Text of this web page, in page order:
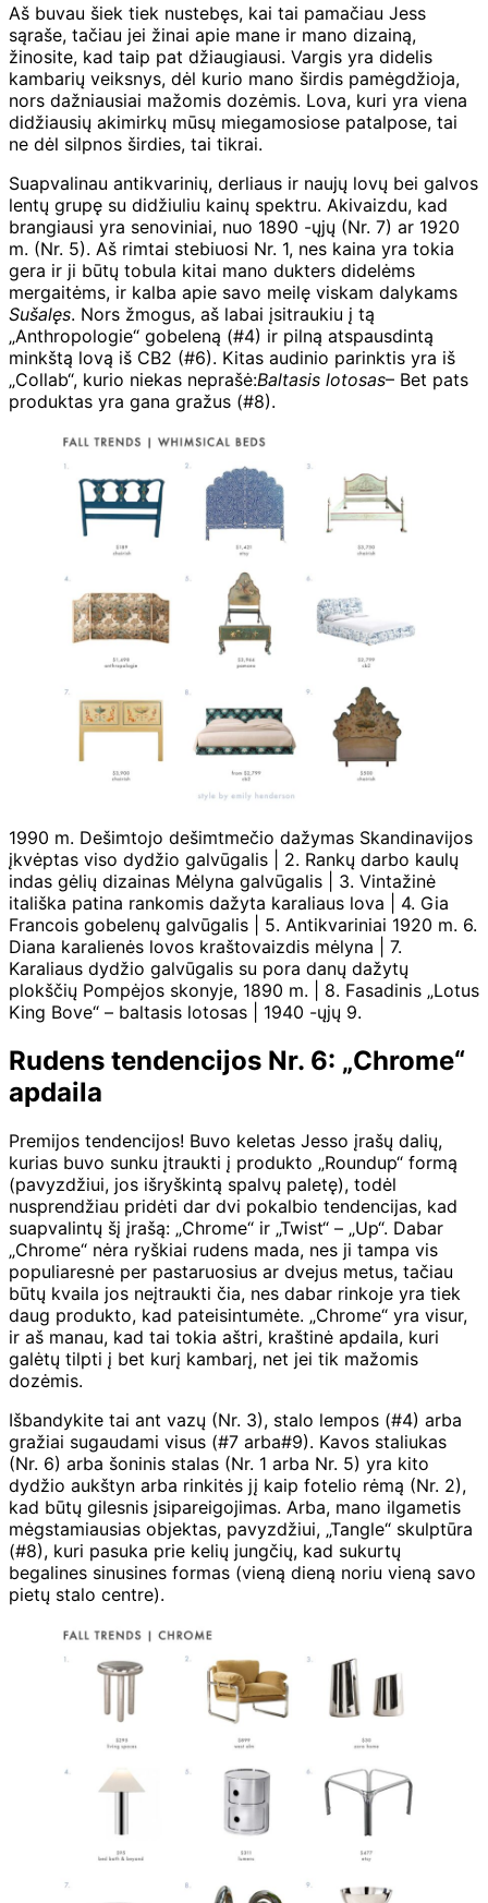
Aš buvau šiek tiek nustebęs, kai tai pamačiau Jess
sąraše, tačiau jei žinai apie mane ir mano dizainą,
žinosite, kad taip pat džiaugiausi. Vargis yra didelis
kambarių veiksnys, dėl kurio mano širdis pamėgdžioja,
nors dažniausiai mažomis dozėmis. Lova, kuri yra viena
didžiausių akimirkų mūsų miegamosiose patalpose, tai
ne dėl silpnos širdies, tai tikrai.
Suapvalinau antikvarinių, derliaus ir naujų lovų bei galvos
lentų grupę su didžiuliu kainų spektru. Akivaizdu, kad
brangiausi yra senoviniai, nuo 1890 -ųjų (Nr. 7) ar 1920
m. (Nr. 5). Aš rimtai stebiuosi Nr. 1, nes kaina yra tokia
gera ir ji būtų tobula kitai mano dukters didelėms
mergaitėms, ir kalba apie savo meilę viskam dalykams
Sušalęs. Nors žmogus, aš labai įsitraukiu į tą
„Anthropologie“ gobeleną (#4) ir pilną atspausdintą
minkštą lovą iš CB2 (#6). Kitas audinio parinktis yra iš
„Collab“, kurio niekas neprašė:Baltasis lotosas– Bet pats
produktas yra gana gražus (#8).
1990 m. Dešimtojo dešimtmečio dažymas Skandinavijos
įkvėptas viso dydžio galvūgalis | 2. Rankų darbo kaulų
indas gėlių dizainas Mėlyna galvūgalis | 3. Vintažinė
itališka patina rankomis dažyta karaliaus lova | 4. Gia
Francois gobelenų galvūgalis | 5. Antikvariniai 1920 m. 6.
Diana karalienės lovos kraštovaizdis mėlyna | 7.
Karaliaus dydžio galvūgalis su pora danų dažytų
plokščių Pompėjos skonyje, 1890 m. | 8. Fasadinis „Lotus
King Bove“ – baltasis lotosas | 1940 -ųjų 9.
Rudens tendencijos Nr. 6: „Chrome“
apdaila
Premijos tendencijos! Buvo keletas Jesso įrašų dalių,
kurias buvo sunku įtraukti į produkto „Roundup“ formą
(pavyzdžiui, jos išryškintą spalvų paletę), todėl
nusprendžiau pridėti dar dvi pokalbio tendencijas, kad
suapvalintų šį įrašą: „Chrome“ ir „Twist“ – „Up“. Dabar
„Chrome“ nėra ryškiai rudens mada, nes ji tampa vis
populiaresnė per pastaruosius ar dvejus metus, tačiau
būtų kvaila jos neįtraukti čia, nes dabar rinkoje yra tiek
daug produkto, kad pateisintumėte. „Chrome“ yra visur,
ir aš manau, kad tai tokia aštri, kraštinė apdaila, kuri
galėtų tilpti į bet kurį kambarį, net jei tik mažomis
dozėmis.
Išbandykite tai ant vazų (Nr. 3), stalo lempos (#4) arba
gražiai sugaudami visus (#7 arba#9). Kavos staliukas
(Nr. 6) arba šoninis stalas (Nr. 1 arba Nr. 5) yra kito
dydžio aukštyn arba rinkitės jį kaip fotelio rėmą (Nr. 2),
kad būtų gilesnis įsipareigojimas. Arba, mano ilgametis
mėgstamiausias objektas, pavyzdžiui, „Tangle“ skulptūra
(#8), kuri pasuka prie kelių jungčių, kad sukurtų
begalines sinusines formas (vieną dieną noriu vieną savo
pietų stalo centre).